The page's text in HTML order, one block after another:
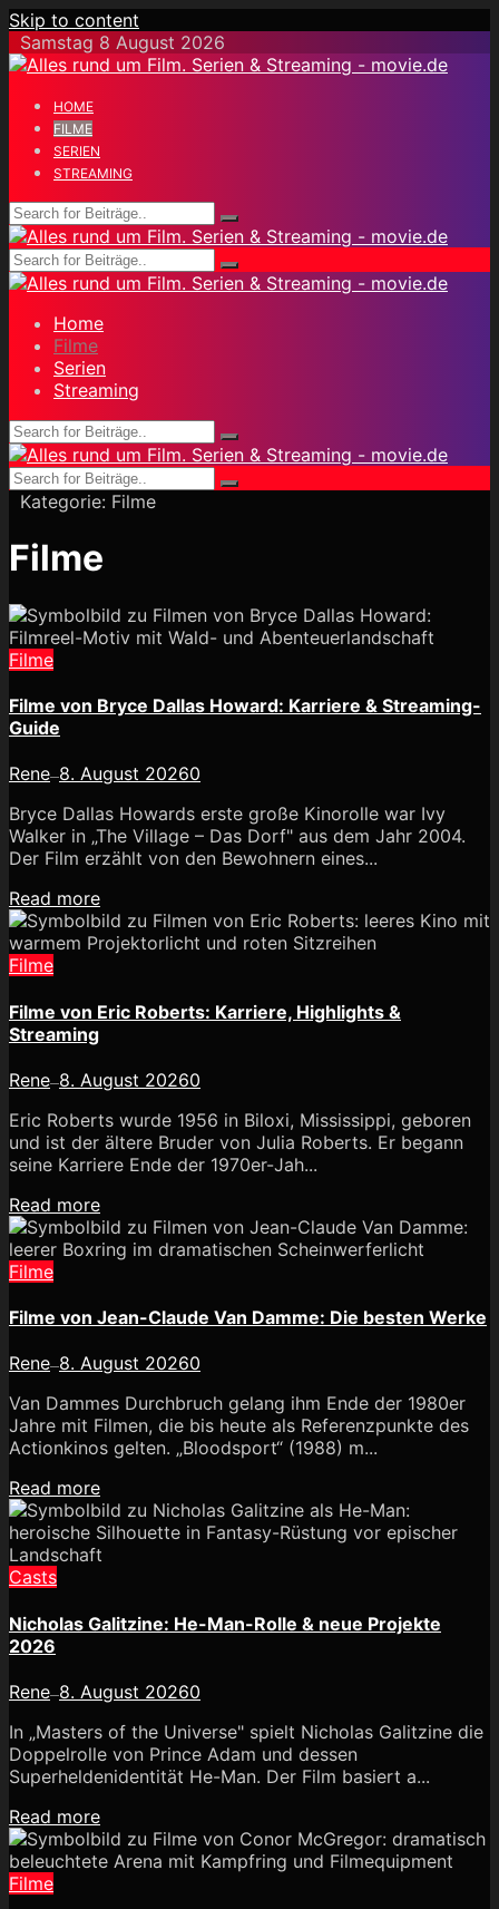
Skip to content
Samstag 8 August 2026
HOME
FILME
SERIEN
STREAMING
Home
Filme
Serien
Streaming
Kategorie: Filme
Filme
Filme
Filme von Bryce Dallas Howard: Karriere & Streaming-
Guide
Rene—8. August 20260
Bryce Dallas Howards erste große Kinorolle war Ivy
Walker in „The Village – Das Dorf" aus dem Jahr 2004.
Der Film erzählt von den Bewohnern eines...
Read more
Filme
Filme von Eric Roberts: Karriere, Highlights &
Streaming
Rene—8. August 20260
Eric Roberts wurde 1956 in Biloxi, Mississippi, geboren
und ist der ältere Bruder von Julia Roberts. Er begann
seine Karriere Ende der 1970er-Jah...
Read more
Filme
Filme von Jean-Claude Van Damme: Die besten Werke
Rene—8. August 20260
Van Dammes Durchbruch gelang ihm Ende der 1980er
Jahre mit Filmen, die bis heute als Referenzpunkte des
Actionkinos gelten. „Bloodsport“ (1988) m...
Read more
Casts
Nicholas Galitzine: He-Man-Rolle & neue Projekte
2026
Rene—8. August 20260
In „Masters of the Universe" spielt Nicholas Galitzine die
Doppelrolle von Prince Adam und dessen
Superheldenidentität He-Man. Der Film basiert a...
Read more
Filme